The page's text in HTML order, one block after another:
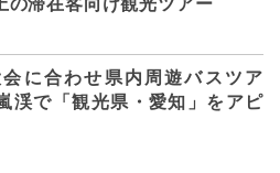
に合わせ県内周遊バスツア
渓で「観光県・愛知」をアピ